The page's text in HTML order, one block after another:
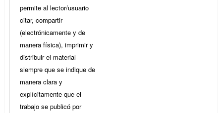
permite al lector/usuario
citar, compartir
(electrónicamente y de
manera física), imprimir y
distribuir el material
siempre que se indique de
manera clara y
explícitamente que el
trabajo se publicó por